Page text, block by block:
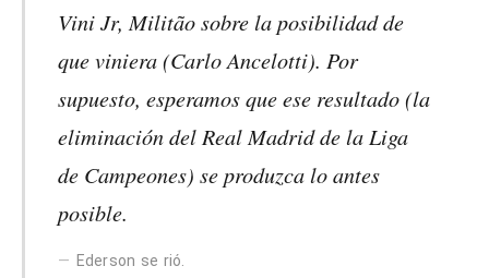
Vini Jr, Militão sobre la posibilidad de
que viniera (Carlo Ancelotti). Por
supuesto, esperamos que ese resultado (la
eliminación del Real Madrid de la Liga
de Campeones) se produzca lo antes
posible.
Ederson se rió.